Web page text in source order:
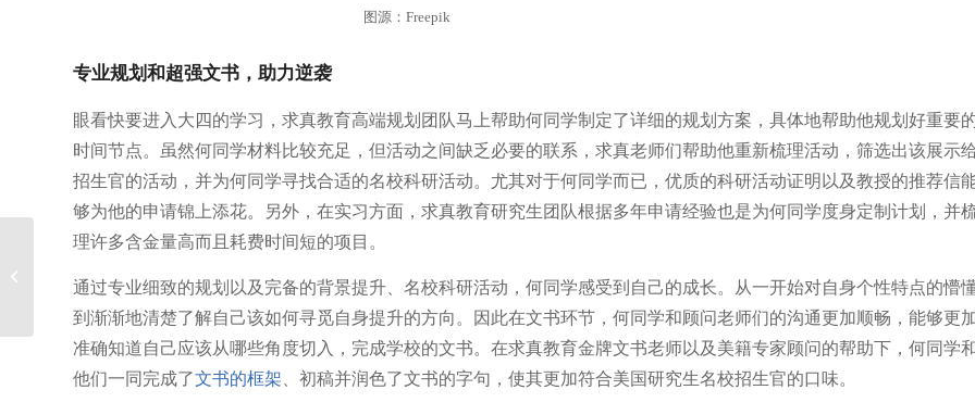
图源：Freepik
专业规划和超强文书，助力逆袭
眼看快要进入大四的学习，求真教育高端规划团队马上帮助何同学制定了详细的规划方案，具体地帮助他规划好重要
时间节点。虽然何同学材料比较充足，但活动之间缺乏必要的联系，求真老师们帮助他重新梳理活动，筛选出该展示
招生官的活动，并为何同学寻找合适的名校科研活动。尤其对于何同学而已，优质的科研活动证明以及教授的推荐信
够为他的申请锦上添花。另外，在实习方面，求真教育研究生团队根据多年申请经验也是为何同学度身定制计划，并
理许多含金量高而且耗费时间短的项目。
通过专业细致的规划以及完备的背景提升、名校科研活动，何同学感受到自己的成长。从一开始对自身个性特点的懵
到渐渐地清楚了解自己该如何寻觅自身提升的方向。因此在文书环节，何同学和顾问老师们的沟通更加顺畅，能够更
准确知道自己应该从哪些角度切入，完成学校的文书。在求真教育金牌文书老师以及美籍专家顾问的帮助下，何同学
他们一同完成了文书的框架 、初稿并润色了文书的字句，使其更加符合美国研究生名校招生官的口味。
作弊，我该怎么办